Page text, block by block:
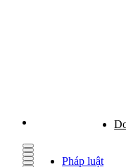
Pháp luật